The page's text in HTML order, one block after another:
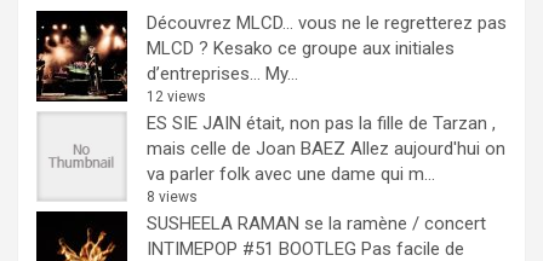
Découvrez MLCD… vous ne le regretterez pas
MLCD ? Kesako ce groupe aux initiales
d’entreprises… My...
12 views
ES SIE JAIN était, non pas la fille de Tarzan ,
mais celle de Joan BAEZ Allez aujourd'hui on
va parler folk avec une dame qui m...
8 views
SUSHEELA RAMAN se la ramène / concert
INTIMEPOP #51 BOOTLEG Pas facile de